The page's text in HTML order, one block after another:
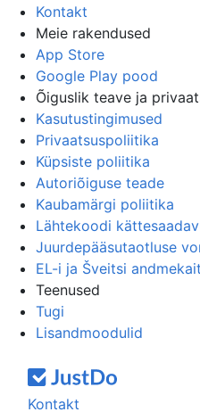
Kontakt
Meie rakendused
App Store
Google Play pood
Õiguslik teave ja
Kasutustingimused
Privaatsuspoliitika
Küpsiste poliitika
Autoriõiguse teade
Kaubamärgi poliitika
Lähtekoodi
Juurdepääsutaotluse
EL-i ja Šveitsi
Teenused
Tugi
Lisandmoodulid
Kontakt